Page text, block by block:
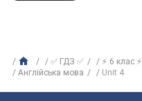
✅ ГДЗ ✅ ⚡ 6 клас ⚡
Англійська мова
Unit 4